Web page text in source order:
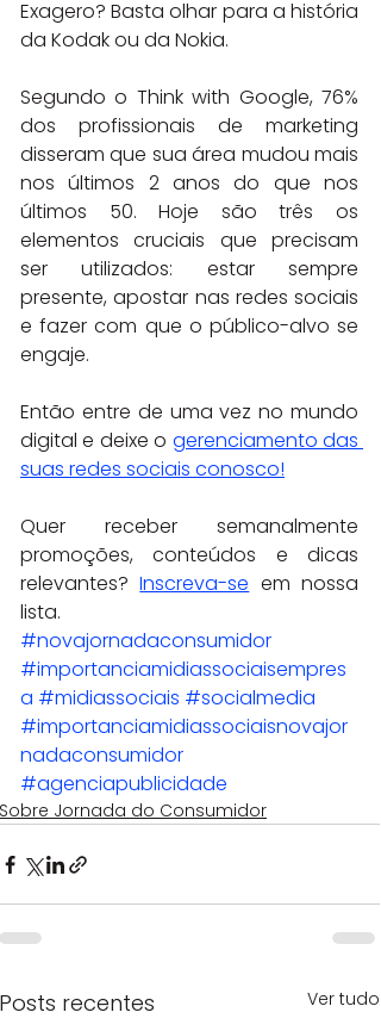
Exagero? Basta olhar para a história
da Kodak ou da Nokia.
Segundo o Think with Google, 76%
dos profissionais de marketing
disseram que sua área mudou mais
nos últimos 2 anos do que nos
últimos 50. Hoje são três os
elementos cruciais que precisam
ser utilizados: estar sempre
presente, apostar nas redes sociais
e fazer com que o público-alvo se
engaje.
Então entre de uma vez no mundo
digital e deixe o gerenciamento das
suas redes sociais conosco!
Quer receber semanalmente
promoções, conteúdos e dicas
relevantes? Inscreva-se em nossa
lista.
#novajornadaconsumidor
#importanciamidiassociaisempres
a #midiassociais #socialmedia
#importanciamidiassociaisnovajor
nadaconsumidor
#agenciapublicidade
Sobre Jornada do Consumidor
Posts recentes Ver tudo